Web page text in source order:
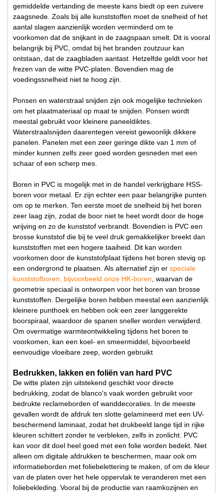
gemiddelde vertanding de meeste kans biedt op een zuivere
zaagsnede. Zoals bij alle kunststoffen moet de snelheid of het
aantal slagen aanzienlijk worden verminderd om te
voorkomen dat de snijkant in de zaagspaan smelt. Dit is vooral
belangrijk bij PVC, omdat bij het branden zoutzuur kan
ontstaan, dat de zaagbladen aantast. Hetzelfde geldt voor het
frezen van de witte PVC-platen. Bovendien mag de
voedingssnelheid niet te hoog zijn.
Ponsen en waterstraal snijden zijn ook mogelijke technieken
om het plaatmateriaal op maat te snijden. Ponsen wordt
meestal gebruikt voor kleinere paneeldiktes.
Waterstraalsnijden daarentegen vereist gewoonlijk dikkere
panelen. Panelen met een zeer geringe dikte van 1 mm of
minder kunnen zelfs zeer goed worden gesneden met een
schaar of een scherp mes.
Boren in PVC is mogelijk met in de handel verkrijgbare HSS-
boren voor metaal. Er zijn echter een paar belangrijke punten
om op te merken. Ten eerste moet de snelheid bij het boren
zeer laag zijn, zodat de boor niet te heet wordt door de hoge
wrijving en zo de kunststof verbrandt. Bovendien is PVC een
brosse kunststof die bij te veel druk gemakkelijker breekt dan
kunststoffen met een hogere taaiheid. Dit kan worden
voorkomen door de kunststofplaat tijdens het boren stevig op
een ondergrond te plaatsen. Als alternatief zijn er speciale
kunststofboren, bijvoorbeeld onze HK-boren , waarvan de
geometrie speciaal is ontworpen voor het boren van brosse
kunststoffen. Dergelijke boren hebben meestal een aanzienlijk
kleinere punthoek en hebben ook een zeer langgerekte
boorspiraal, waardoor de spanen sneller worden verwijderd.
Om overmatige warmteontwikkeling tijdens het boren te
voorkomen, kan een koel- en smeermiddel, bijvoorbeeld
eenvoudige vloeibare zeep, worden gebruikt
Bedrukken, lakken en foliën van hard PVC
De witte platen zijn uitstekend geschikt voor directe
bedrukking, zodat de blanco's vaak worden gebruikt voor
bedrukte reclameborden of wanddecoraties. In de meeste
gevallen wordt de afdruk ten slotte gelamineerd met een UV-
beschermend laminaat, zodat het drukbeeld lange tijd in rijke
kleuren schittert zonder te verbleken, zelfs in zonlicht. PVC
kan voor dit doel heel goed met een folie worden bedekt. Niet
alleen om digitale afdrukken te beschermen, maar ook om
informatieborden met foliebelettering te maken, of om de kleur
van de platen over het hele oppervlak te veranderen met een
foliebekleding. Vooral bij de productie van raamkozijnen en